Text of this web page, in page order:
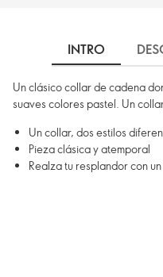
INTRO
Un clásico collar de cadena
suaves colores pastel. Un
Un collar, dos estilos
Pieza clásica y atemporal
Realza tu resplandor con